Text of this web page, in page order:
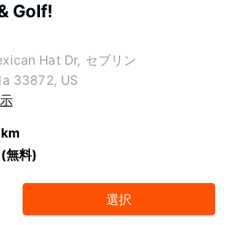
Golf!
Hat Dr, セブリン
33872, US
無料)
選択